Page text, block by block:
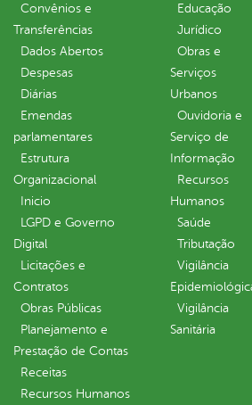
Convênios e
Transferências
Dados Abertos
Despesas
Diárias
Emendas
parlamentares
Estrutura
Organizacional
Inicio
LGPD e Governo
Digital
Licitações e
Contratos
Obras Públicas
Planejamento e
Prestação de Contas
Receitas
Recursos Humanos
Educação
Jurídico
Obras e
Serviços
Urbanos
Ouvidoria e
Serviço de
Informação
Recursos
Humanos
Saúde
Tributação
Vigilância
Vigilância
Sanitária